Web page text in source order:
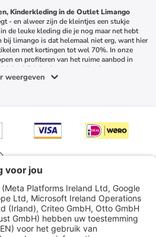
Kinderkleding in de Outlet Limango
- en alweer zijn de kleintjes een stukje
de leuke kleding die je nog maar net hebt
limango is dat helemaal niet erg, want hier
met kortingen tot wel 70%. In onze
en profiteren van het ruime aanbod in
je altijd de nieuwste collecties en
van jouw kleintjes altijd up-to-date.
winkelen wordt zo echt leuk, beloofd!
kun je bij limango ontdekken - en om
en ontdek de beste deals voor het hele
voor de nieuwste merkkleding een
tegen verrassend lage prijzen. Of u nu
weergeven
packages per year